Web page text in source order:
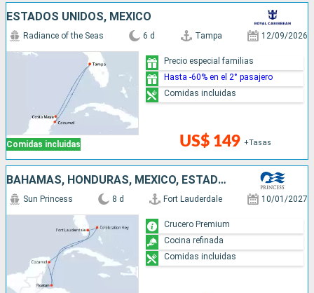
ESTADOS UNIDOS, MÉXICO
Comidas incluidas
Radiance of the Seas 6 d Tampa 12/09/2026
US$ 149 +Tasas
Precio especial familias
Hasta -60% en el 2° pasajero
Comidas incluidas
BAHAMAS, HONDURAS, MÉXICO, ESTADOS UNIDOS
Sun Princess 8 d Fort Lauderdale 10/01/2027
Crucero Premium
Cocina refinada
Comidas incluidas